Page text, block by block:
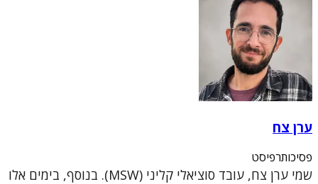
ערן צח
פסיכותרפיסט
שמי ערן צח, עובד סוציאלי קליני (MSW). בנוסף, בימים אלו